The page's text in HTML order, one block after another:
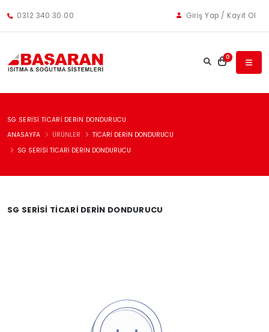
0312 340 30 00 Giriş Yap / Kayıt Ol
0
SG SERISI TICARI DERIN DONDURUCU
ANASAYFA
ÜRÜNLER
TICARI DERIN DONDURUCU
SG SERISI TICARI DERIN DONDURUCU
SG SERISI TICARI DERIN DONDURUCU